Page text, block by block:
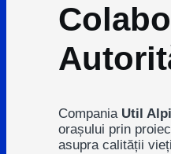
Compania Util
orașului prin
asupra calității